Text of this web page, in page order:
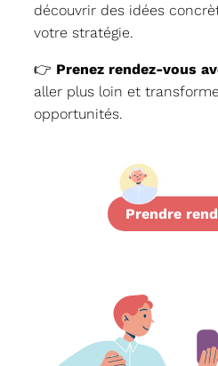
découvrir des idées
votre stratégie.
👉 Prenez rendez-vous
aller plus loin et
opportunités.
Prendre